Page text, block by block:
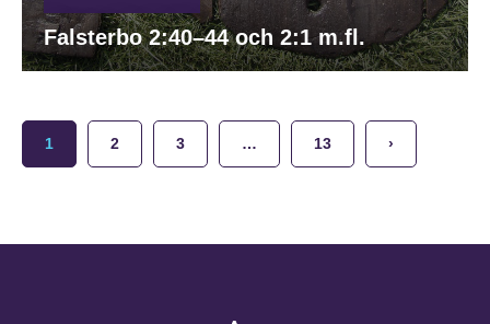
Falsterbo 2:40–44 och 2:1 m.fl.
1 2 3 … 13 ›